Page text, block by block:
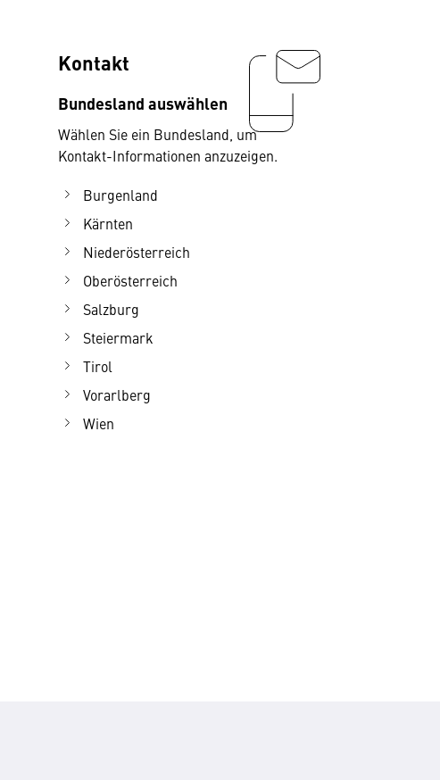
Kontakt
Bundesland auswählen
Wählen Sie ein Bundesland, um
Kontakt-Informationen anzuzeigen.
Burgenland
Kärnten
Niederösterreich
Oberösterreich
Salzburg
Steiermark
Tirol
Vorarlberg
Wien